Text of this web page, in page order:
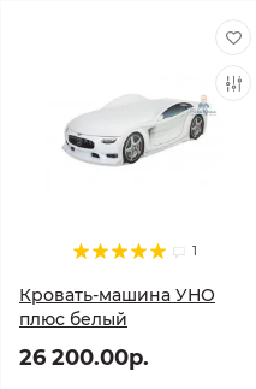
1
Кровать-машина УНО
плюс белый
26 200.00р.